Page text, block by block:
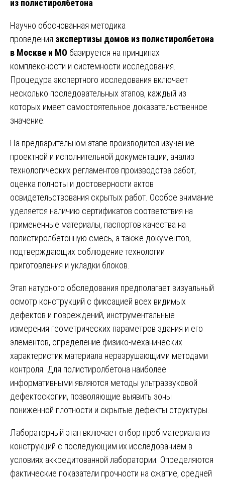
из полистиролбетона
Научно обоснованная методика
проведения экспертизы домов из полистиролбетона
в Москве и МО базируется на принципах
комплексности и системности исследования.
Процедура экспертного исследования включает
несколько последовательных этапов, каждый из
которых имеет самостоятельное доказательственное
значение.
На предварительном этапе производится изучение
проектной и исполнительной документации, анализ
технологических регламентов производства работ,
оценка полноты и достоверности актов
освидетельствования скрытых работ. Особое внимание
уделяется наличию сертификатов соответствия на
примененные материалы, паспортов качества на
полистиролбетонную смесь, а также документов,
подтверждающих соблюдение технологии
приготовления и укладки блоков.
Этап натурного обследования предполагает визуальный
осмотр конструкций с фиксацией всех видимых
дефектов и повреждений, инструментальные
измерения геометрических параметров здания и его
элементов, определение физико-механических
характеристик материала неразрушающими методами
контроля. Для полистиролбетона наиболее
информативными являются методы ультразвуковой
дефектоскопии, позволяющие выявить зоны
пониженной плотности и скрытые дефекты структуры.
Лабораторный этап включает отбор проб материала из
конструкций с последующим их исследованием в
условиях аккредитованной лаборатории. Определяются
фактические показатели прочности на сжатие, средней